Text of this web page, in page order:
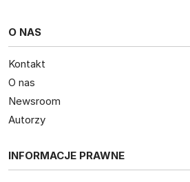
O NAS
Kontakt
O nas
Newsroom
Autorzy
INFORMACJE PRAWNE